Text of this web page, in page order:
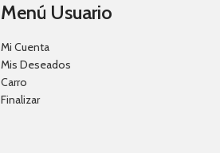
Menú Usuario
Mi Cuenta
Mis Deseados
Carro
Finalizar